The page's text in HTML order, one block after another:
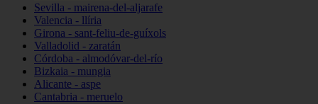
Sevilla - mairena-del-aljarafe
Valencia - llíria
Girona - sant-feliu-de-guíxols
Valladolid - zaratán
Córdoba - almodóvar-del-río
Bizkaia - mungia
Alicante - aspe
Cantabria - meruelo